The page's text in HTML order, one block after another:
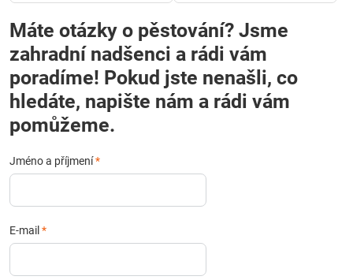
Máte otázky o pěstování? Jsme
zahradní nadšenci a rádi vám
poradíme! Pokud jste nenašli, co
hledáte, napište nám a rádi vám
pomůžeme.
Jméno a příjmení*
E-mail *